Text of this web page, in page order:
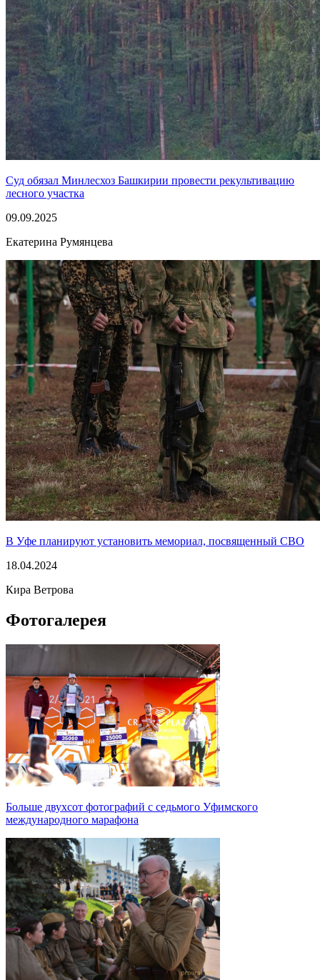
Суд обязал Минлесхоз Башкирии провести рекультивацию
лесного участка
09.09.2025
Екатерина Румянцева
В Уфе планируют установить мемориал, посвященный СВО
18.04.2024
Кира Ветрова
Фотогалерея
Больше двухсот фотографий с седьмого Уфимского
международного марафона